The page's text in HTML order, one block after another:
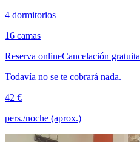
4 dormitorios
16 camas
Reserva onlineCancelación gratuita
Todavía no se te cobrará nada.
42 €
pers./noche (aprox.)